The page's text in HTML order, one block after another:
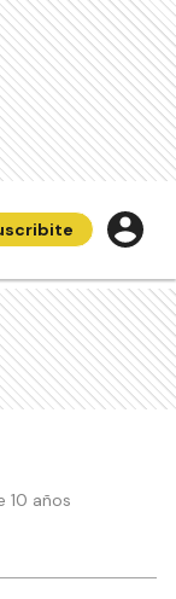
10 años